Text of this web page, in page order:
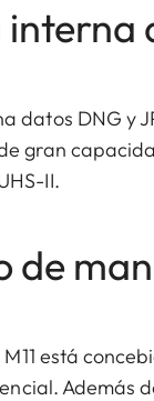
datos DNG y
gran
II.
de
está
Además